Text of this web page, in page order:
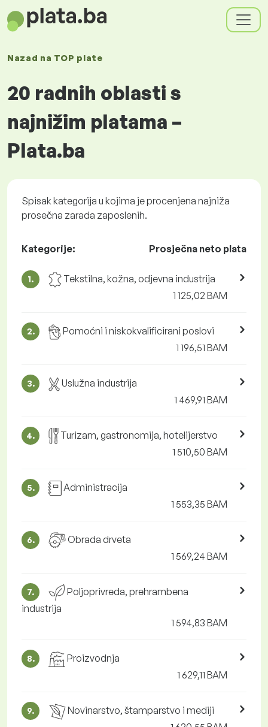
Nazad na TOP plate
20 radnih oblasti s
najnižim platama –
Plata.ba
Spisak kategorija u kojima je procenjena najniža
prosečna zarada zaposlenih.
Kategorije: Prosječna neto plata
1.
Tekstilna, kožna, odjevna industrija
1 125,02 BAM
2.
Pomoćni i niskokvalificirani poslovi
1 196,51 BAM
3.
Uslužna industrija
1 469,91 BAM
4.
Turizam, gastronomija, hotelijerstvo
1 510,50 BAM
5.
Administracija
1 553,35 BAM
6.
Obrada drveta
1 569,24 BAM
7.
Poljoprivreda, prehrambena
industrija
1 594,83 BAM
8.
Proizvodnja
1 629,11 BAM
9.
Novinarstvo, štamparstvo i mediji